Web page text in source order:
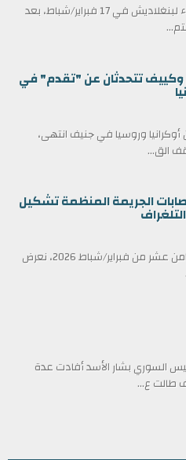
أدى طارق رحمن اليمين كرئيس وزراء لبنغلاديش في 17 فبراير/شباط، بعد
تتحدثان عن "تقدم" في
أوكرانيا وروسيا في جنيف انتهى،
الق...
الجريمة المنظمة تشكيل
في عناوين الصحف ليوم الأربعاء الثامن عشر من فبراير/شباط 2026، نعرض
السوري بشار الأسد أفادت عدة
طالت ع...